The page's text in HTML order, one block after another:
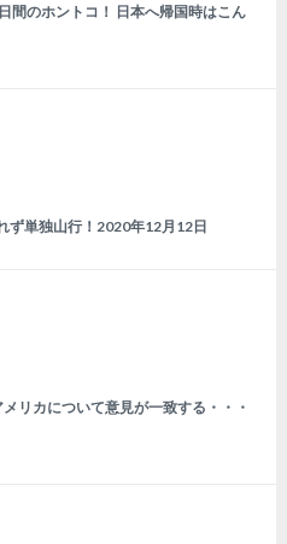
間のホントコ！ 日本へ帰国時はこん
ず単独山行！ 2020年12月12日
リカについて意見が一致する・・・